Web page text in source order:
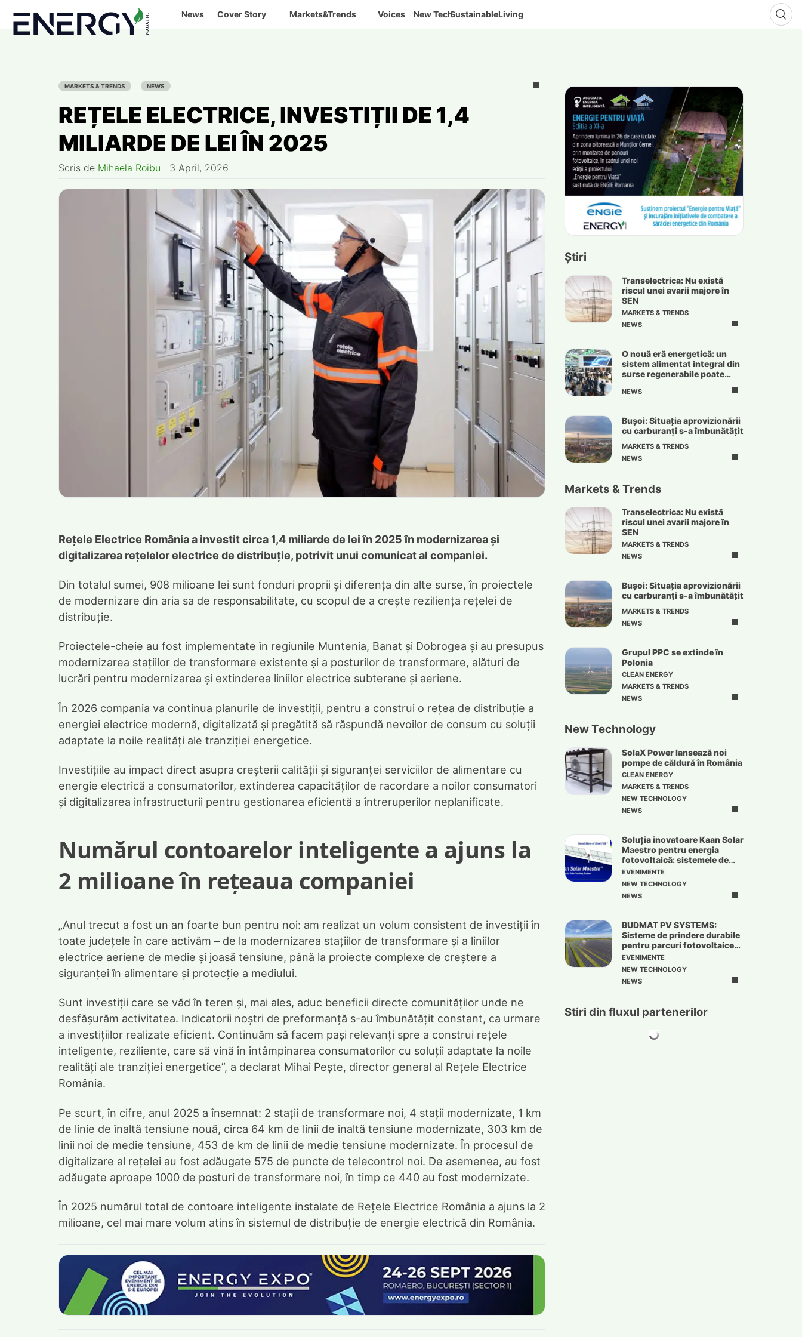
content
News Cover Story Markets&Trends Voices New TechSustainableLiving
MARKETS & TRENDS NEWS
REȚELE ELECTRICE, INVESTIȚII DE 1,4
MILIARDE DE LEI ÎN 2025
Scris de Mihaela Roibu 3 April, 2026
Rețele Electrice România a investit circa 1,4 miliarde de lei în 2025 în modernizarea și
digitalizarea rețelelor electrice de distribuție, potrivit unui comunicat al companiei.
Din totalul sumei, 908 milioane lei sunt fonduri proprii și diferența din alte surse, în proiectele
de modernizare din aria sa de responsabilitate, cu scopul de a crește reziliența rețelei de
distribuție.
Proiectele-cheie au fost implementate în regiunile Muntenia, Banat și Dobrogea și au presupus
modernizarea stațiilor de transformare existente și a posturilor de transformare, alături de
lucrări pentru modernizarea și extinderea liniilor electrice subterane și aeriene.
În 2026 compania va continua planurile de investiții, pentru a construi o rețea de distribuție a
energiei electrice modernă, digitalizată și pregătită să răspundă nevoilor de consum cu soluții
adaptate la noile realități ale tranziției energetice.
Investițiile au impact direct asupra creșterii calității și siguranței serviciilor de alimentare cu
energie electrică a consumatorilor, extinderea capacităților de racordare a noilor consumatori
și digitalizarea infrastructurii pentru gestionarea eficientă a întreruperilor neplanificate.
Numărul contoarelor inteligente a ajuns la
2 milioane în rețeaua companiei
„Anul trecut a fost un an foarte bun pentru noi: am realizat un volum consistent de investiții în
toate județele în care activăm – de la modernizarea stațiilor de transformare și a liniilor
electrice aeriene de medie și joasă tensiune, până la proiecte complexe de creștere a
siguranței în alimentare și protecție a mediului.
Sunt investiții care se văd în teren și, mai ales, aduc beneficii directe comunităților unde ne
desfășurăm activitatea. Indicatorii noștri de preformanță s-au îmbunătățit constant, ca urmare
a investițiilor realizate eficient. Continuăm să facem pași relevanți spre a construi rețele
inteligente, reziliente, care să vină în întâmpinarea consumatorilor cu soluții adaptate la noile
realități ale tranziției energetice”, a declarat Mihai Pește, director general al Rețele Electrice
România.
Pe scurt, în cifre, anul 2025 a însemnat: 2 stații de transformare noi, 4 stații modernizate, 1 km
de linie de înaltă tensiune nouă, circa 64 km de linii de înaltă tensiune modernizate, 303 km de
linii noi de medie tensiune, 453 de km de linii de medie tensiune modernizate. În procesul de
digitalizare al rețelei au fost adăugate 575 de puncte de telecontrol noi. De asemenea, au fost
adăugate aproape 1000 de posturi de transformare noi, în timp ce 440 au fost modernizate.
În 2025 numărul total de contoare inteligente instalate de Rețele Electrice România a ajuns la 2
milioane, cel mai mare volum atins în sistemul de distribuție de energie electrică din România.
Știri
Transelectrica: Nu există
riscul unei avarii majore în
SEN
MARKETS & TRENDS
NEWS
O nouă eră energetică: un
sistem alimentat integral din
surse regenerabile poate
NEWS
Bușoi: Situația aprovizionării
cu carburanți s-a îmbunătățit
MARKETS & TRENDS
NEWS
Markets & Trends
Transelectrica: Nu există
riscul unei avarii majore în
SEN
MARKETS & TRENDS
NEWS
Bușoi: Situația aprovizionării
cu carburanți s-a îmbunătățit
MARKETS & TRENDS
NEWS
Grupul PPC se extinde în
Polonia
CLEAN ENERGY
MARKETS & TRENDS
NEWS
New Technology
SolaX Power lansează noi
pompe de căldură în România
CLEAN ENERGY
MARKETS & TRENDS
NEW TECHNOLOGY
NEWS
Soluția inovatoare Kaan Solar
Maestro pentru energia
fotovoltaică: sistemele de
urmărire solară
EVENIMENTE
NEW TECHNOLOGY
NEWS
BUDMAT PV SYSTEMS:
Sisteme de prindere durabile
pentru parcuri fotovoltaice
de mari dimensiuni
EVENIMENTE
NEW TECHNOLOGY
NEWS
Stiri din fluxul partenerilor